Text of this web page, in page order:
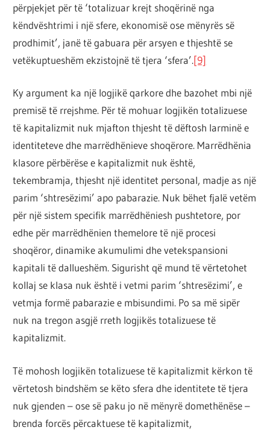
përpjekjet për të ‘totalizuar krejt shoqërinë nga
këndvështrimi i një sfere, ekonomisë ose mënyrës së
prodhimit’, janë të gabuara për arsyen e thjeshtë se
vetëkuptueshëm ekzistojnë të tjera ‘sfera’.[9]
Ky argument ka një logjikë qarkore dhe bazohet mbi një
premisë të rrejshme. Për të mohuar logjikën totalizuese
të kapitalizmit nuk mjafton thjesht të dëftosh larminë e
identiteteve dhe marrëdhënieve shoqërore. Marrëdhënia
klasore përbërëse e kapitalizmit nuk është,
tekembramja, thjesht një identitet personal, madje as një
parim ‘shtresëzimi’ apo pabarazie. Nuk bëhet fjalë vetëm
për një sistem specifik marrëdhëniesh pushtetore, por
edhe për marrëdhënien themelore të një procesi
shoqëror, dinamike akumulimi dhe vetekspansioni
kapitali të dallueshëm. Sigurisht që mund të vërtetohet
kollaj se klasa nuk është i vetmi parim ‘shtresëzimi’, e
vetmja formë pabarazie e mbisundimi. Po sa më sipër
nuk na tregon asgjë rreth logjikës totalizuese të
kapitalizmit.
Të mohosh logjikën totalizuese të kapitalizmit kërkon të
vërtetosh bindshëm se këto sfera dhe identitete të tjera
nuk gjenden – ose së paku jo në mënyrë domethënëse –
brenda forcës përcaktuese të kapitalizmit,